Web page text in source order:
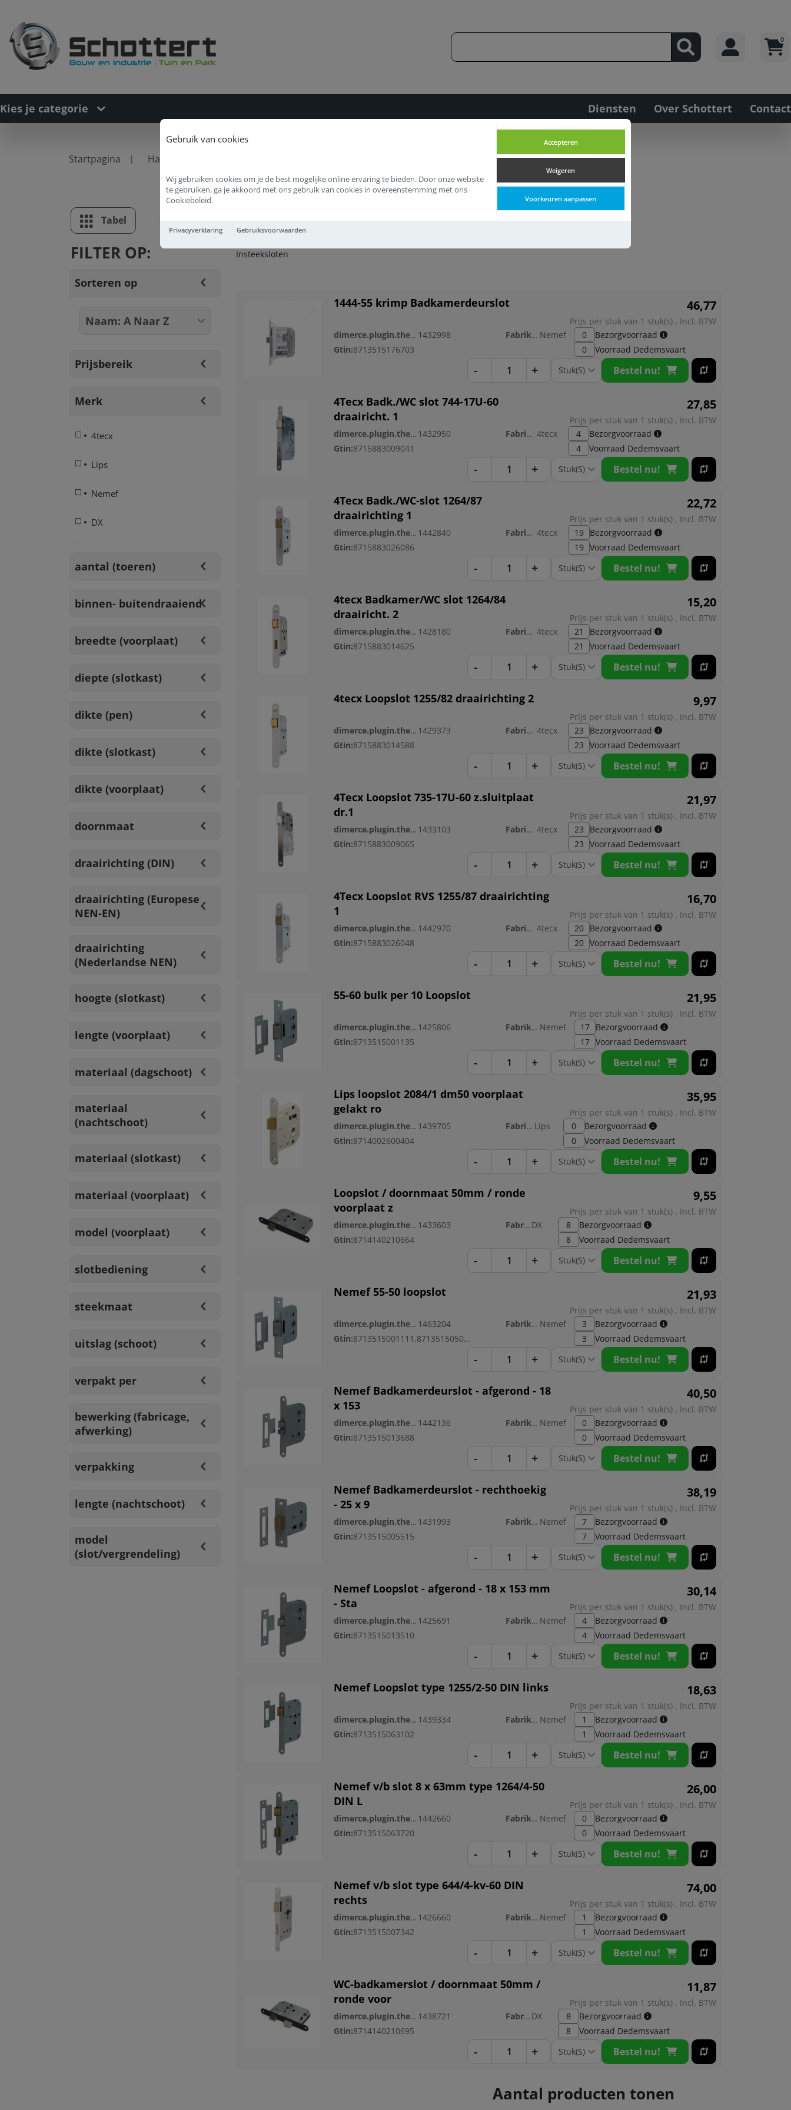
Gebruik van cookies
Wij gebruiken cookies om je de best mogelijke online ervaring te bieden. Door onze website
te gebruiken, ga je akkoord met ons gebruik van cookies in overeenstemming met ons
Cookiebeleid.
Accepteren
Weigeren
Voorkeuren aanpassen
Privacyverklaring Gebruiksvoorwaarden
0
Kies je categorie Diensten Over Schottert Contact
Startpagina Hang- en Sluitwerk
Tabel Lijst
FILTER OP:
Sorteren op
Prijsbereik
Merk
4tecx
Lips
Nemef
DX
aantal (toeren)
binnen- buitendraaiend
breedte (voorplaat)
diepte (slotkast)
dikte (pen)
dikte (slotkast)
dikte (voorplaat)
doornmaat
draairichting (DIN)
draairichting (Europese
NEN-EN)
draairichting
(Nederlandse NEN)
hoogte (slotkast)
lengte (voorplaat)
materiaal (dagschoot)
materiaal
(nachtschoot)
materiaal (slotkast)
materiaal (voorplaat)
model (voorplaat)
slotbediening
steekmaat
uitslag (schoot)
verpakt per
bewerking (fabricage,
afwerking)
verpakking
lengte (nachtschoot)
model
(slot/vergrendeling)
Insteeksloten
Insteeksloten
1444-55 krimp Badkamerdeurslot 46,77
Prijs per stuk van 1 stuk(s) , Incl. BTW
dimerce.plugin.theme.productnr: 1432998 Fabrikant: Nemef
Gtin:8713515176703
0
Bezorgvoorraad
0
Voorraad Dedemsvaart
- + Bestel nu!
4Tecx Badk./WC slot 744-17U-60
draairicht. 1
27,85
Prijs per stuk van 1 stuk(s) , Incl. BTW
dimerce.plugin.theme.productnr: 1432950 Fabrikant: 4tecx
Gtin:8715883009041
4
Bezorgvoorraad
4
Voorraad Dedemsvaart
- + Bestel nu!
4Tecx Badk./WC-slot 1264/87
draairichting 1
22,72
Prijs per stuk van 1 stuk(s) , Incl. BTW
dimerce.plugin.theme.productnr: 1442840 Fabrikant: 4tecx
Gtin:8715883026086
19
Bezorgvoorraad
19 Voorraad Dedemsvaart
- + Bestel nu!
4tecx Badkamer/WC slot 1264/84
draairicht. 2
15,20
Prijs per stuk van 1 stuk(s) , Incl. BTW
dimerce.plugin.theme.productnr: 1428180 Fabrikant: 4tecx
Gtin:8715883014625
21
Bezorgvoorraad
21
Voorraad Dedemsvaart
- + Bestel nu!
4tecx Loopslot 1255/82 draairichting 2 9,97
Prijs per stuk van 1 stuk(s) , Incl. BTW
dimerce.plugin.theme.productnr: 1429373 Fabrikant: 4tecx
Gtin:8715883014588
23
Bezorgvoorraad
23 Voorraad Dedemsvaart
- + Bestel nu!
4Tecx Loopslot 735-17U-60 z.sluitplaat
dr.1
21,97
Prijs per stuk van 1 stuk(s) , Incl. BTW
dimerce.plugin.theme.productnr: 1433103 Fabrikant: 4tecx
Gtin:8715883009065
23
Bezorgvoorraad
23 Voorraad Dedemsvaart
- + Bestel nu!
4Tecx Loopslot RVS 1255/87 draairichting
1
16,70
Prijs per stuk van 1 stuk(s) , Incl. BTW
dimerce.plugin.theme.productnr: 1442970 Fabrikant: 4tecx
Gtin:8715883026048
20
Bezorgvoorraad
20 Voorraad Dedemsvaart
- + Bestel nu!
55-60 bulk per 10 Loopslot 21,95
Prijs per stuk van 1 stuk(s) , Incl. BTW
dimerce.plugin.theme.productnr: 1425806 Fabrikant: Nemef
Gtin:8713515001135
17
Bezorgvoorraad
17 Voorraad Dedemsvaart
- + Bestel nu!
Lips loopslot 2084/1 dm50 voorplaat
gelakt ro
35,95
Prijs per stuk van 1 stuk(s) , Incl. BTW
dimerce.plugin.theme.productnr: 1439705 Fabrikant: Lips
Gtin:8714002600404
0
Bezorgvoorraad
0
Voorraad Dedemsvaart
- + Bestel nu!
Loopslot / doornmaat 50mm / ronde
voorplaat z
9,55
Prijs per stuk van 1 stuk(s) , Incl. BTW
dimerce.plugin.theme.productnr: 1433603 Fabrikant: DX
Gtin:8714140210664
8
Bezorgvoorraad
8
Voorraad Dedemsvaart
- + Bestel nu!
Nemef 55-50 loopslot 21,93
Prijs per stuk van 1 stuk(s) , Incl. BTW
dimerce.plugin.theme.productnr: 1463204 Fabrikant: Nemef
Gtin:
8713515001111,8713515050157
3
Bezorgvoorraad
3
Voorraad Dedemsvaart
- + Bestel nu!
Nemef Badkamerdeurslot - afgerond - 18
x 153
40,50
Prijs per stuk van 1 stuk(s) , Incl. BTW
dimerce.plugin.theme.productnr: 1442136 Fabrikant: Nemef
Gtin:8713515013688
0
Bezorgvoorraad
0
Voorraad Dedemsvaart
- + Bestel nu!
Nemef Badkamerdeurslot - rechthoekig
- 25 x 9
38,19
Prijs per stuk van 1 stuk(s) , Incl. BTW
dimerce.plugin.theme.productnr: 1431993 Fabrikant: Nemef
Gtin:8713515005515
7
Bezorgvoorraad
7
Voorraad Dedemsvaart
- + Bestel nu!
Nemef Loopslot - afgerond - 18 x 153 mm
- Sta
30,14
Prijs per stuk van 1 stuk(s) , Incl. BTW
dimerce.plugin.theme.productnr: 1425691 Fabrikant: Nemef
Gtin:8713515013510
4
Bezorgvoorraad
4
Voorraad Dedemsvaart
- + Bestel nu!
Nemef Loopslot type 1255/2-50 DIN links 18,63
Prijs per stuk van 1 stuk(s) , Incl. BTW
dimerce.plugin.theme.productnr: 1439334 Fabrikant: Nemef
Gtin:8713515063102
1
Bezorgvoorraad
1
Voorraad Dedemsvaart
- + Bestel nu!
Nemef v/b slot 8 x 63mm type 1264/4-50
DIN L
26,00
Prijs per stuk van 1 stuk(s) , Incl. BTW
dimerce.plugin.theme.productnr: 1442660 Fabrikant: Nemef
Gtin:8713515063720
0
Bezorgvoorraad
0
Voorraad Dedemsvaart
- + Bestel nu!
Nemef v/b slot type 644/4-kv-60 DIN
rechts
74,00
Prijs per stuk van 1 stuk(s) , Incl. BTW
dimerce.plugin.theme.productnr: 1426660 Fabrikant: Nemef
Gtin:8713515007342
1
Bezorgvoorraad
1
Voorraad Dedemsvaart
- + Bestel nu!
WC-badkamerslot / doornmaat 50mm /
ronde voor
11,87
Prijs per stuk van 1 stuk(s) , Incl. BTW
dimerce.plugin.theme.productnr: 1438721 Fabrikant: DX
Gtin:8714140210695
8
Bezorgvoorraad
8
Voorraad Dedemsvaart
- + Bestel nu!
Aantal producten tonen